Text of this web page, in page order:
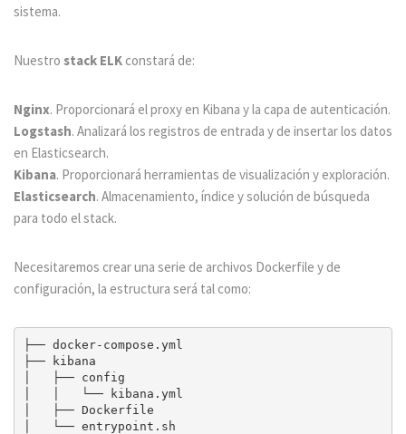
sistema.
Nuestro stack ELK constará de:
Nginx. Proporcionará el proxy en Kibana y la capa de autenticación.
Logstash. Analizará los registros de entrada y de insertar los datos
en Elasticsearch.
Kibana. Proporcionará herramientas de visualización y exploración.
Elasticsearch. Almacenamiento, índice y solución de búsqueda
para todo el stack.
Necesitaremos crear una serie de archivos Dockerfile y de
configuración, la estructura será tal como:
├── docker-compose.yml
├── kibana
│   ├── config
│   │   └── kibana.yml
│   ├── Dockerfile
│   └── entrypoint.sh